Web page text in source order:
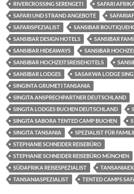
RIVERCROSSING SERENGETI
SAFARI
SAFARI UND STRAND ANGEBOTE
SAFARISPEZIALIST
SANSIBAR
SANSIBAR DESIGN HOTELS
SANSIBAR
SANSIBAR HIDEAWAYS
SANSIBAR
SANSIBAR HOCHZEITSREISEHOTELS
SANSIBAR LODGES
SASAKWA LODGE
SINGINTA GRUMETI TANSANIA
SINGITA ANSPRECHPARTNER DEUTSCHLAND
SINGITA LODGES BUCHEN DEUTSCHLAND
SINGITA SABORA TENTED CAMP BUCHEN
SINGITA TANSANIA
SPEZIALIST FÜR
STEPHANIE SCHNEIDER REISEBÜRO
STEPHANIE SCHNEIDER REISEBÜRO MÜNCHEN
SÜDAFRIKA REISESPEZIALIST
TANSANIASPEZIALIST
TENTED CAMPS